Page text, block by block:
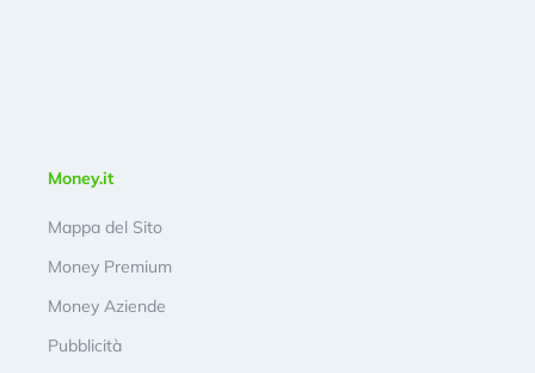
Money.it
Mappa del Sito
Money Premium
Money Aziende
Pubblicità